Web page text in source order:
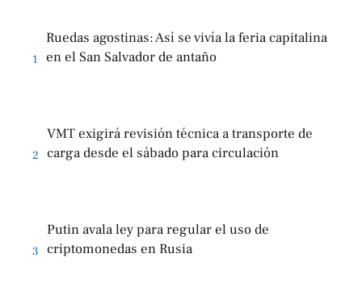
1
Ruedas agostinas: Así se vivía la feria capitalina
en el San Salvador de antaño
2
VMT exigirá revisión técnica a transporte de
carga desde el sábado para circulación
3
Putin avala ley para regular el uso de
criptomonedas en Rusia